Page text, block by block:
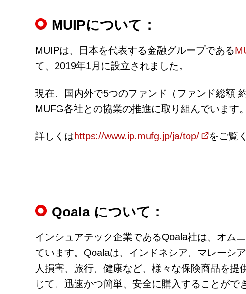
MUIPについて：
MUIPは、日本を代表する金融グループである
て、2019年1月に設立されました。
現在、国内外で5つのファンド（ファンド総額
MUFG各社との協業の推進に取り組んでいます。
詳しくは https://www.ip.mufg.jp/ja/top/ をご覧
Qoala について：
インシュアテック企業であるQoala社は、オム
ています。Qoalaは、インドネシア、マレーシ
人損害、旅行、健康など、様々な保険商品を
じて、迅速かつ簡単、安全に購入することがで